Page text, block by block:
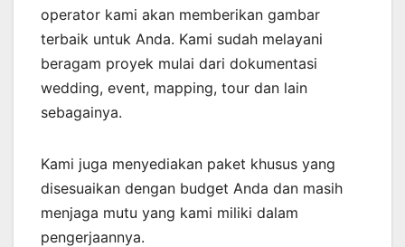
operator kami akan memberikan gambar
terbaik untuk Anda. Kami sudah melayani
beragam proyek mulai dari dokumentasi
wedding, event, mapping, tour dan lain
sebagainya.
Kami juga menyediakan paket khusus yang
disesuaikan dengan budget Anda dan masih
menjaga mutu yang kami miliki dalam
pengerjaannya.